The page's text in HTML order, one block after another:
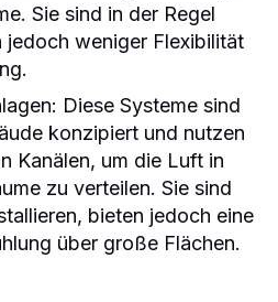
Sie sind in der Regel
jedoch weniger Flexibilität
Diese Systeme sind
konzipiert und nutzen
Kanälen, um die Luft in
zu verteilen. Sie sind
bieten jedoch eine
über große Flächen.